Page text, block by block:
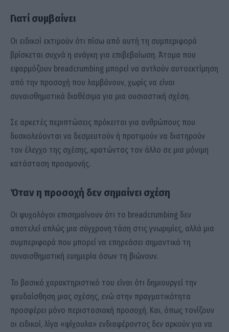
Γιατί συμβαίνει
Οι ειδικοί εκτιμούν ότι πίσω από αυτή τη συμπεριφορά
βρίσκεται συχνά η ανάγκη για επιβεβαίωση. Άτομα που
εφαρμόζουν breadcrumbing μπορεί να αντλούν αυτοεκτίμηση
από την προσοχή που λαμβάνουν, χωρίς να είναι
συναισθηματικά διαθέσιμα για μια ουσιαστική σχέση.
Σε αρκετές περιπτώσεις πρόκειται για ανθρώπους που
δυσκολεύονται να δεσμευτούν ή προτιμούν να διατηρούν
τον έλεγχο της σχέσης, κρατώντας τον άλλο σε μια μόνιμη
κατάσταση προσμονής.
Όταν η προσοχή δεν σημαίνει σχέση
Οι ψυχολόγοι επισημαίνουν ότι το breadcrumbing δεν
αποτελεί απλώς μια σύγχρονη τάση στις γνωριμίες, αλλά μια
συμπεριφορά που μπορεί να επηρεάσει σημαντικά τη
συναισθηματική ευημερία όσων τη βιώνουν.
Το βασικό χαρακτηριστικό του είναι ότι δημιουργεί την
ψευδαίσθηση μιας σχέσης, ενώ στην πραγματικότητα
προσφέρει μόνο περιστασιακή προσοχή. Και, όπως τονίζουν
οι ειδικοί, λίγα «ψίχουλα» ενδιαφέροντος δεν αρκούν για να